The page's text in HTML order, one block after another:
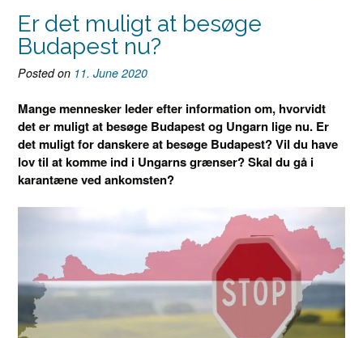
Er det muligt at besøge
Budapest nu?
Posted on 11. June 2020
Mange mennesker leder efter information om, hvorvidt
det er muligt at besøge Budapest og Ungarn lige nu. Er
det muligt for danskere at besøge Budapest? Vil du have
lov til at komme ind i Ungarns grænser? Skal du gå i
karantæne ved ankomsten?